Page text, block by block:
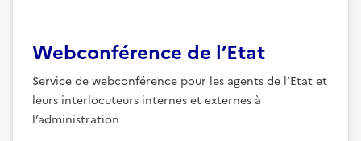
Webconférence de l’Etat
Service de webconférence pour les agents de l’Etat et
leurs interlocuteurs internes et externes à
l’administration